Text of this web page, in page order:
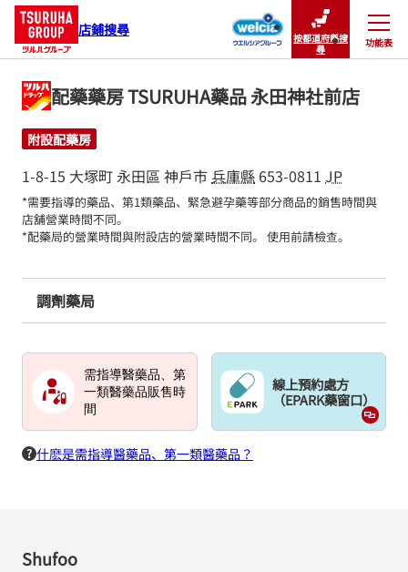
店鋪搜尋
按都道府縣搜
尋
功能表
關閉
配藥藥房 TSURUHA藥品 永田神社前店
附設配藥房
1-8-15 大塚町永田區神戶市兵庫縣 653-0811 JP
*需要指導的藥品、第1類藥品、緊急避孕藥等部分商品的銷售時間與
店舖營業時間不同。
*配藥局的營業時間與附設店的營業時間不同。 使用前請檢查。
調劑藥局
需指導醫藥品、第
一類醫藥品販售時
間
線上預約處方
（EPARK藥窗口）
什麽是需指導醫藥品、第一類醫藥品？
Shufoo